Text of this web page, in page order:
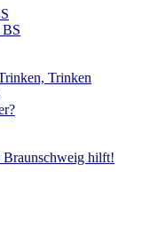
BS
Trinken
Braunschweig hilft!